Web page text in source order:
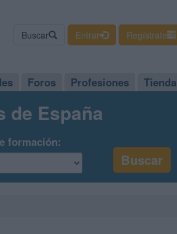
Buscar Entrar Regístrate
Foros Profesiones Tienda
de España
formación: